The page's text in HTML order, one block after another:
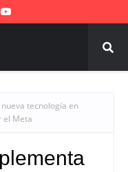
tecnología en
el Meta